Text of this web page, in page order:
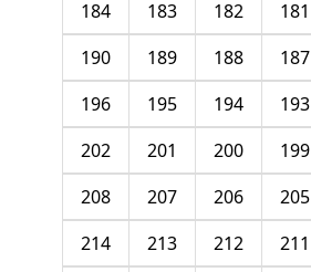
181
182
183
184
187
188
189
190
193
194
195
196
199
200
201
202
205
206
207
208
211
212
213
214